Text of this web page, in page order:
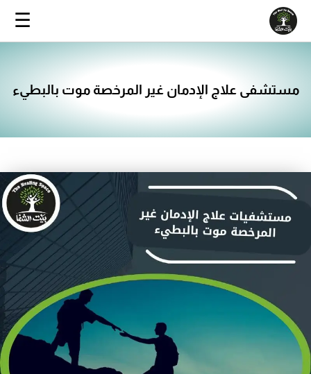
☰
مستشفى علاج الإدمان غير المرخصة موت بالبطيء